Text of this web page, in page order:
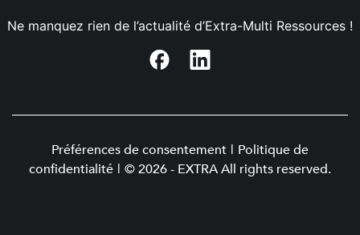
Ne manquez rien de l’actualité d’Extra-Multi Ressources !
Préférences de consentement | Politique de
confidentialité | © 2026 - EXTRA All rights reserved.